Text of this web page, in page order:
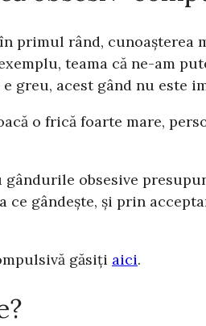
primul rând, cunoașterea
teama că ne-am
greu, acest gând nu este
o frică foarte mare,
obsesive
gândește, și prin
găsiți aici.